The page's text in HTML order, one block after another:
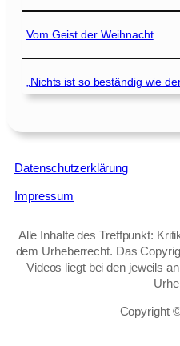
Vom Geist der Weihnacht
„Nichts ist so beständig wie
Datenschutzerklärung
Impressum
Alle Inhalte des Treffpunkt:
dem Urheberrecht. Das
Videos liegt bei den jeweils
Copyright